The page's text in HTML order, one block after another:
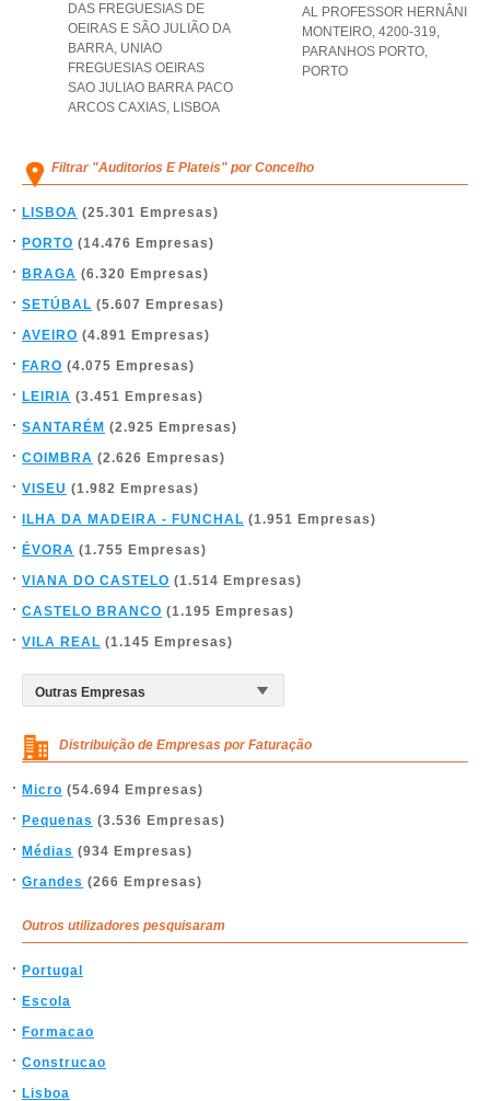
DAS FREGUESIAS DE
OEIRAS E SÃO JULIÃO DA
BARRA, UNIAO
FREGUESIAS OEIRAS
SAO JULIAO BARRA PACO
ARCOS CAXIAS, LISBOA
AL PROFESSOR HERNÂNI
MONTEIRO, 4200-319,
PARANHOS PORTO,
PORTO
Filtrar "Auditorios E Plateis" por Concelho
LISBOA (25.301 Empresas)
PORTO (14.476 Empresas)
BRAGA (6.320 Empresas)
SETÚBAL (5.607 Empresas)
AVEIRO (4.891 Empresas)
FARO (4.075 Empresas)
LEIRIA (3.451 Empresas)
SANTARÉM (2.925 Empresas)
COIMBRA (2.626 Empresas)
VISEU (1.982 Empresas)
ILHA DA MADEIRA - FUNCHAL (1.951 Empresas)
ÉVORA (1.755 Empresas)
VIANA DO CASTELO (1.514 Empresas)
CASTELO BRANCO (1.195 Empresas)
VILA REAL (1.145 Empresas)
Distribuição de Empresas por Faturação
Micro (54.694 Empresas)
Pequenas (3.536 Empresas)
Médias (934 Empresas)
Grandes (266 Empresas)
Outros utilizadores pesquisaram
Portugal
Escola
Formacao
Construcao
Lisboa